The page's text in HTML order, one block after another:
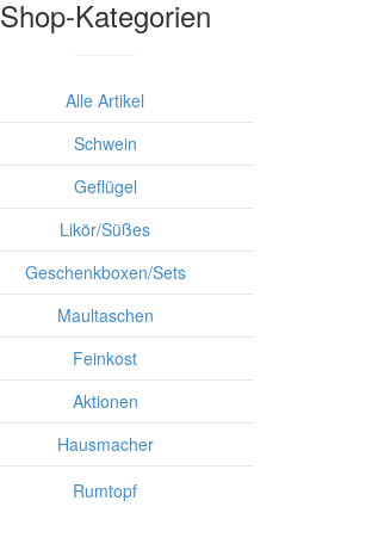
Shop-Kategorien
Alle Artikel
Schwein
Geflügel
Likör/Süßes
Geschenkboxen/Sets
Maultaschen
Feinkost
Aktionen
Hausmacher
Rumtopf